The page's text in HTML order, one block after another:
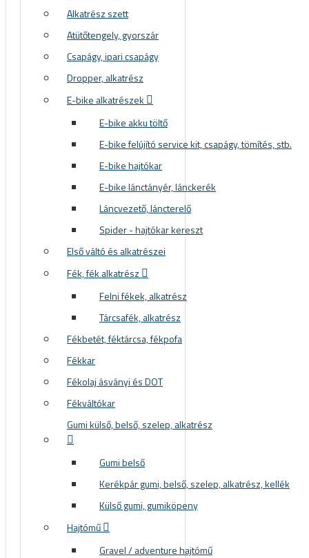
Alkatrész szett
Atütőtengely, gyorszár
Csapágy, ipari csapágy
Dropper, alkatrész
E-bike alkatrészek
E-bike akku töltő
E-bike felújító service kit, csapágy, tömítés, stb.
E-bike hajtókar
E-bike lánctányér, lánckerék
Láncvezető, láncterelő
Spider - hajtókar kereszt
Első váltó és alkatrészei
Fék, fék alkatrész
Felni fékek, alkatrész
Tárcsafék, alkatrész
Fékbetét, féktárcsa, fékpofa
Fékkar
Fékolaj ásványi és DOT
Fékváltókar
Gumi külső, belső, szelep, alkatrész
Gumi belső
Kerékpár gumi, belső, szelep, alkatrész, kellék
Külső gumi, gumiköpeny
Hajtómű
Gravel / adventure hajtómű